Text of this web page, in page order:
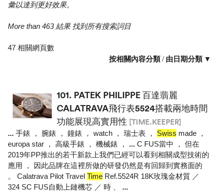
彙以達到更好效果。
More than 463 結果 找到所有搜索詞目
47 相關網頁數
按相關內容分類/ 由日期分類 ▼
101. PATEK PHILIPPE 百達翡麗
CALATRAVA飛行表5524搭載兩地時間
功能展現高實用性 [TIME.KEEPER]
... 手錶 ， 腕錶 ， 鐘錶 ， watch ， 瑞士表 ， Swiss made ，
europa star ， 高級手錶 ， 機械錶 ， ... C FUS當中 ， 但在
2019年PP推出的若干新款上我們已經可以看到相關成型技術的
應用 ， 因此品牌在這裡所做的研發仍然是有回歸到實務面的
。 Calatrava Pilot Travel Time Ref.5524R 18K玫瑰金材質 ／
324 SC FUS自動上鏈機芯 ／ 時 、 ...